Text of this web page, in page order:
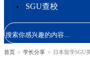
SGU查校
首页 > 学长分享 > 日本留学SGU